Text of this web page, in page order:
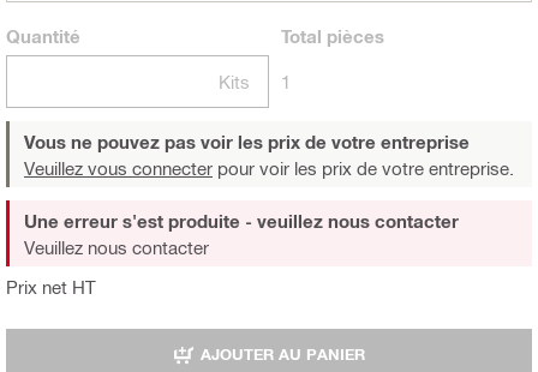
Quantité
Kits
Total pièces
1
Vous ne pouvez pas voir les prix de votre entreprise
Veuillez vous connecter pour voir les prix de votre entreprise.
Prix net HT
Une erreur s'est produite - veuillez nous contacter
Veuillez nous contacter
AJOUTER AU PANIER